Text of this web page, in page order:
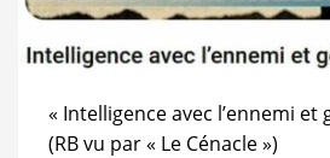
« Intelligence avec l’ennemi et
(RB vu par « Le Cénacle »)